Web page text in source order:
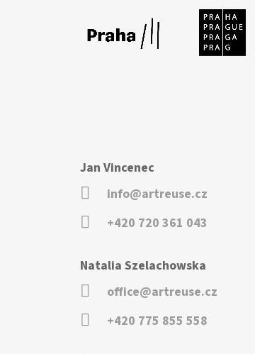
Jan Vincenec
info@artreuse.cz
+420 720 361 043
Natalia Szelachowska
office@artreuse.cz
+420 775 855 558